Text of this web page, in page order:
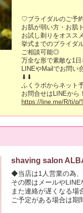
♡ブライダルのご予
お肌が弱い方・お肌
お試し剃りをオスス
挙式までのブライダ
ご相談可能◎
万全な形で素敵な1
LINEやMailでお問い
⬇⬇
ふくラボからネット
https://line.me/R/ti/p/
shaving salon
◆当店は1人営業の為
その際はメールや
また連絡が遅くなる場
ご予定がある場合は期